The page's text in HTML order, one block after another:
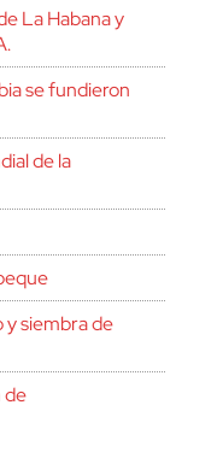
La Habana y
se fundieron
de la
y siembra de
de